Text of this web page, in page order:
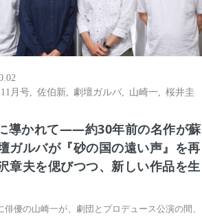
月号
佐伯新 劇壇ガルバ 山崎一
桜井圭
導かれて――約30年前の名作が蘇
ルバが『砂の国の遠い声』を再
夫を偲びつつ、新しい作品を生
優の山崎一が、劇団とプロデュース公演の間、